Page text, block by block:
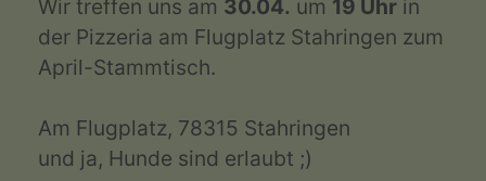
Wir treffen uns am 30.04. um 19 Uhr in
der Pizzeria am Flugplatz Stahringen zum
April-Stammtisch.
Am Flugplatz, 78315 Stahringen
und ja, Hunde sind erlaubt ;)